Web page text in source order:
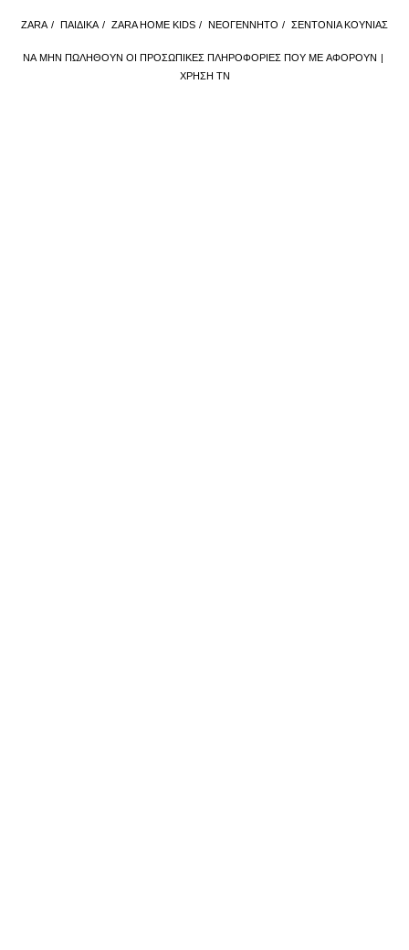
ΝΑ ΜΗΝ ΠΩΛΗΘΟΎΝ ΟΙ ΠΡΟΣΩΠΙΚΈΣ ΠΛΗΡΟΦΟΡΊΕΣ ΠΟΥ ΜΕ ΑΦΟΡΟΎΝ
ΧΡΉΣΗ ΤΝ
ZARA / ΠΑΙΔΙΚΑ / ZARA HOME KIDS / ΝΕΟΓΕΝΝΗΤΟ / ΣΕΝΤΌΝΙΑ ΚΟΎΝΙΑΣ